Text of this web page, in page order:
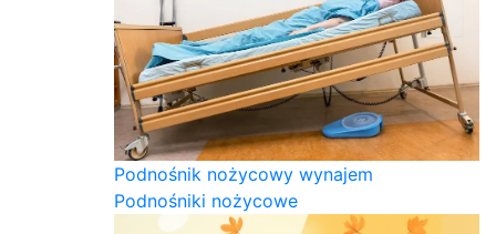
Podnośnik nożycowy wynajem
Podnośniki nożycowe